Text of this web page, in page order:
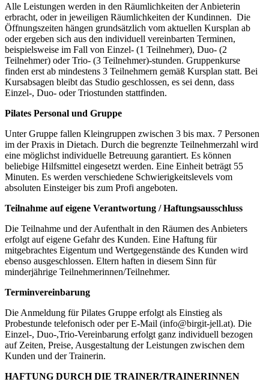
Alle Leistungen werden in den Räumlichkeiten der Anbieterin
erbracht, oder in jeweiligen Räumlichkeiten der Kundinnen. Die
Öffnungszeiten hängen grundsätzlich vom aktuellen Kursplan ab
oder ergeben sich aus den individuell vereinbarten Terminen,
beispielsweise im Fall von Einzel- (1 Teilnehmer), Duo- (2
Teilnehmer) oder Trio- (3 Teilnehmer)-stunden. Gruppenkurse
finden erst ab mindestens 3 Teilnehmern gemäß Kursplan statt. Bei
Kursabsagen bleibt das Studio geschlossen, es sei denn, dass
Einzel-, Duo- oder Triostunden stattfinden.
Pilates Personal und Gruppe
Unter Gruppe fallen Kleingruppen zwischen 3 bis max. 7 Personen
im der Praxis in Dietach. Durch die begrenzte Teilnehmerzahl wird
eine möglichst individuelle Betreuung garantiert. Es können
beliebige Hilfsmittel eingesetzt werden. Eine Einheit beträgt 55
Minuten. Es werden verschiedene Schwierigkeitslevels vom
absoluten Einsteiger bis zum Profi angeboten.
Teilnahme auf eigene Verantwortung / Haftungsausschluss
Die Teilnahme und der Aufenthalt in den Räumen des Anbieters
erfolgt auf eigene Gefahr des Kunden. Eine Haftung für
mitgebrachtes Eigentum und Wertgegenstände des Kunden wird
ebenso ausgeschlossen. Eltern haften in diesem Sinn für
minderjährige Teilnehmerinnen/Teilnehmer.
Terminvereinbarung
Die Anmeldung für Pilates Gruppe erfolgt als Einstieg als
Probestunde telefonisch oder per E-Mail (info@birgit-jell.at). Die
Einzel-, Duo-,Trio-Vereinbarung erfolgt ganz individuell bezogen
auf Zeiten, Preise, Ausgestaltung der Leistungen zwischen dem
Kunden und der Trainerin.
HAFTUNG DURCH DIE TRAINER/TRAINERINNEN